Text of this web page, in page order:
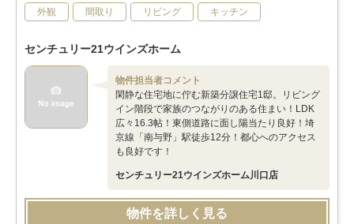
外観 間取り リビング キッチン
センチュリー21ウインズホーム
物件担当者コメント
閑静な住宅地に佇む新築分譲住宅1邸。リビング
イン階段で家族のつながりのある住まい！LDK
広々16.3帖！東側道路に面し陽当たり良好！埼
京線「南与野」駅徒歩12分！都心へのアクセス
も良好です！
センチュリー21ウインズホーム川口店
物件を詳しく見る